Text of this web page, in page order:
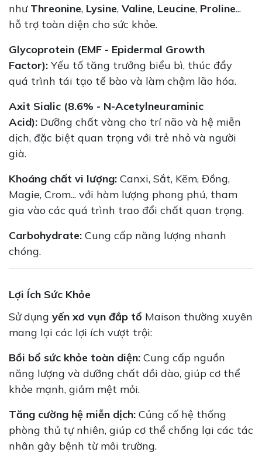
như Threonine, Lysine, Valine, Leucine, Proline...
hỗ trợ toàn diện cho sức khỏe.
Glycoprotein (EMF - Epidermal Growth
Factor): Yếu tố tăng trưởng biểu bì, thúc đẩy
quá trình tái tạo tế bào và làm chậm lão hóa.
Axit Sialic (8.6% - N-Acetylneuraminic
Acid): Dưỡng chất vàng cho trí não và hệ miễn
dịch, đặc biệt quan trọng với trẻ nhỏ và người
già.
Khoáng chất vi lượng: Canxi, Sắt, Kẽm, Đồng,
Magie, Crom... với hàm lượng phong phú, tham
gia vào các quá trình trao đổi chất quan trọng.
Carbohydrate: Cung cấp năng lượng nhanh
chóng.
Lợi Ích Sức Khỏe
Sử dụng yến xơ vụn đắp tổ Maison thường xuyên
mang lại các lợi ích vượt trội:
Bồi bổ sức khỏe toàn diện: Cung cấp nguồn
năng lượng và dưỡng chất dồi dào, giúp cơ thể
khỏe mạnh, giảm mệt mỏi.
Tăng cường hệ miễn dịch: Củng cố hệ thống
phòng thủ tự nhiên, giúp cơ thể chống lại các tác
nhân gây bệnh từ môi trường.